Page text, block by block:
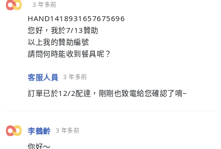
3 年多前
HAND1418931657675696
您好，我於7/13贊助
以上我的贊助編號
請問何時能收到餐具呢？
客服人員 3 年多前
訂單已於12/2配達，剛剛也致電給您確認了唷~
李鶴齡 3 年多前
你好～